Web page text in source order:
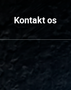
Kontakt os